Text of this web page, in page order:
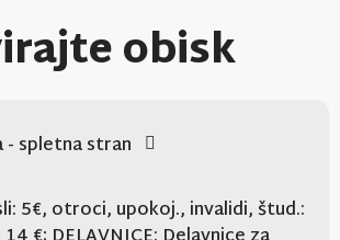
obisk
- spletna stran
5€, otroci, upokoj., invalidi, štud.: